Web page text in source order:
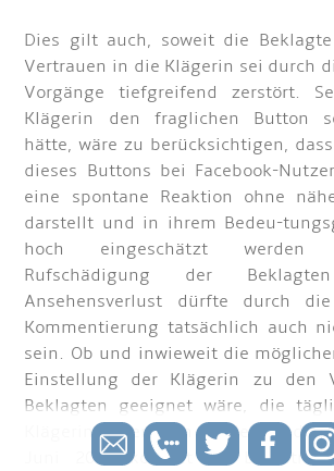
Dies gilt auch, soweit die
Vertrauen in die Klägerin sei durch
Vorgänge tiefgreifend zerstört.
Klägerin den fraglichen Button
hätte, wäre zu berücksichtigen,
dieses Buttons bei Facebook-
eine spontane Reaktion ohne
darstellt und in ihrem Bedeu-
hoch eingeschätzt
Rufschädigung der
Ansehensverlust dürfte durch
Kommentierung tatsächlich auch
sein. Ob und inwieweit die
Einstellung der Klägerin zu den
Beklagten geeignet wäre, die
Klägerin in der noch verblei-benden
Juni 2012 konkret zu